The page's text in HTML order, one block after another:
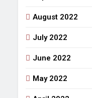
August 2022
July 2022
June 2022
May 2022